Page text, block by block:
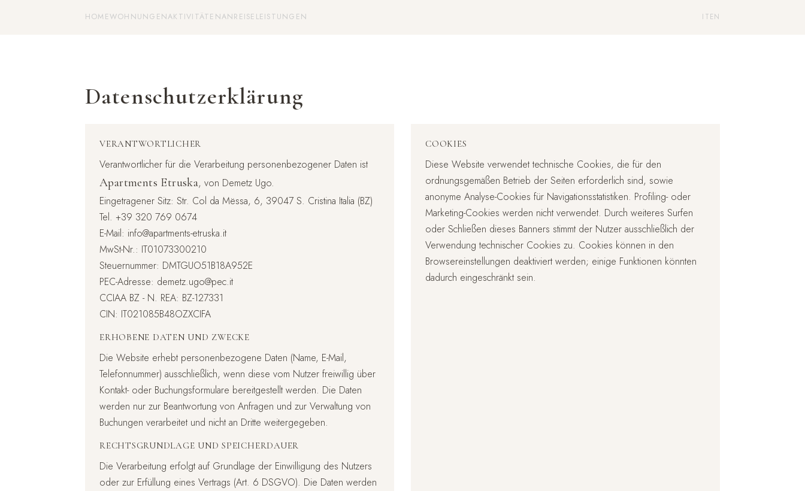
HOMEWOHNUNGENAKTIVITÄTENANREISE LEISTUNGEN ITEN
Datenschutzerklärung
VERANTWORTLICHER
Verantwortlicher für die Verarbeitung personenbezogener Daten ist
Apartments Etruska, von Demetz Ugo.
Eingetragener Sitz: Str. Col da Mëssa, 6, 39047 S. Cristina Italia (BZ)
Tel. +39 320 769 0674
E-Mail: info@apartments-etruska.it
MwSt-Nr.: IT01073300210
Steuernummer: DMTGUO51B18A952E
PEC-Adresse: demetz.ugo@pec.it
CCIAA BZ - N. REA: BZ-127331
CIN: IT021085B48OZXCIFA
ERHOBENE DATEN UND ZWECKE
Die Website erhebt personenbezogene Daten (Name, E-Mail,
Telefonnummer) ausschließlich, wenn diese vom Nutzer freiwillig über
Kontakt- oder Buchungsformulare bereitgestellt werden. Die Daten
werden nur zur Beantwortung von Anfragen und zur Verwaltung von
Buchungen verarbeitet und nicht an Dritte weitergegeben.
RECHTSGRUNDLAGE UND SPEICHERDAUER
Die Verarbeitung erfolgt auf Grundlage der Einwilligung des Nutzers
oder zur Erfüllung eines Vertrags (Art. 6 DSGVO). Die Daten werden
COOKIES
Diese Website verwendet technische Cookies, die für den
ordnungsgemäßen Betrieb der Seiten erforderlich sind, sowie
anonyme Analyse-Cookies für Navigationsstatistiken. Profiling- oder
Marketing-Cookies werden nicht verwendet. Durch weiteres Surfen
oder Schließen dieses Banners stimmt der Nutzer ausschließlich der
Verwendung technischer Cookies zu. Cookies können in den
Browsereinstellungen deaktiviert werden; einige Funktionen könnten
dadurch eingeschränkt sein.